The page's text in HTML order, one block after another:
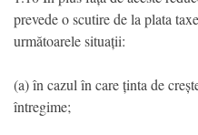
prevede o scutire de la plata
următoarele situații:
(a) în cazul în care ținta de
întregime;